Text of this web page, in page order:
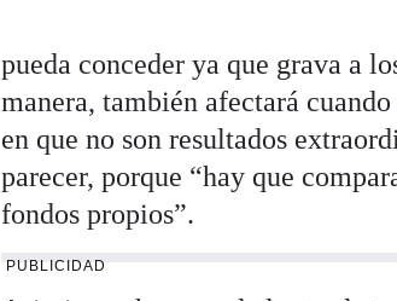
pueda conceder ya que grava a
manera, también afectará
en que no son resultados
parecer, porque “hay que
fondos propios”.
PUBLICIDAD